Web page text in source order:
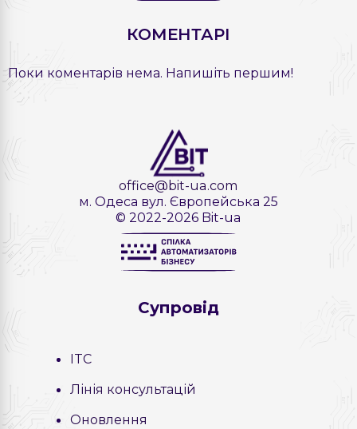
КОМЕНТАРІ
Поки коментарів нема. Напишіть першим!
office@bit-ua.com
м. Одеса вул. Європейська 25
© 2022-2026 Bit-ua
Cупровід
ITC
Лінія консультацій
Оновлення